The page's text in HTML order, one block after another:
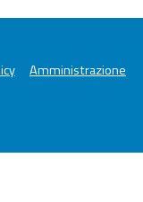
Amministrazione